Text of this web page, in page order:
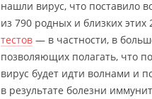
нашли вирус, что поставило
из 790 родных и близких этих
тестов — в частности, в
позволяющих полагать, что
вирус будет идти волнами и
в результате болезни